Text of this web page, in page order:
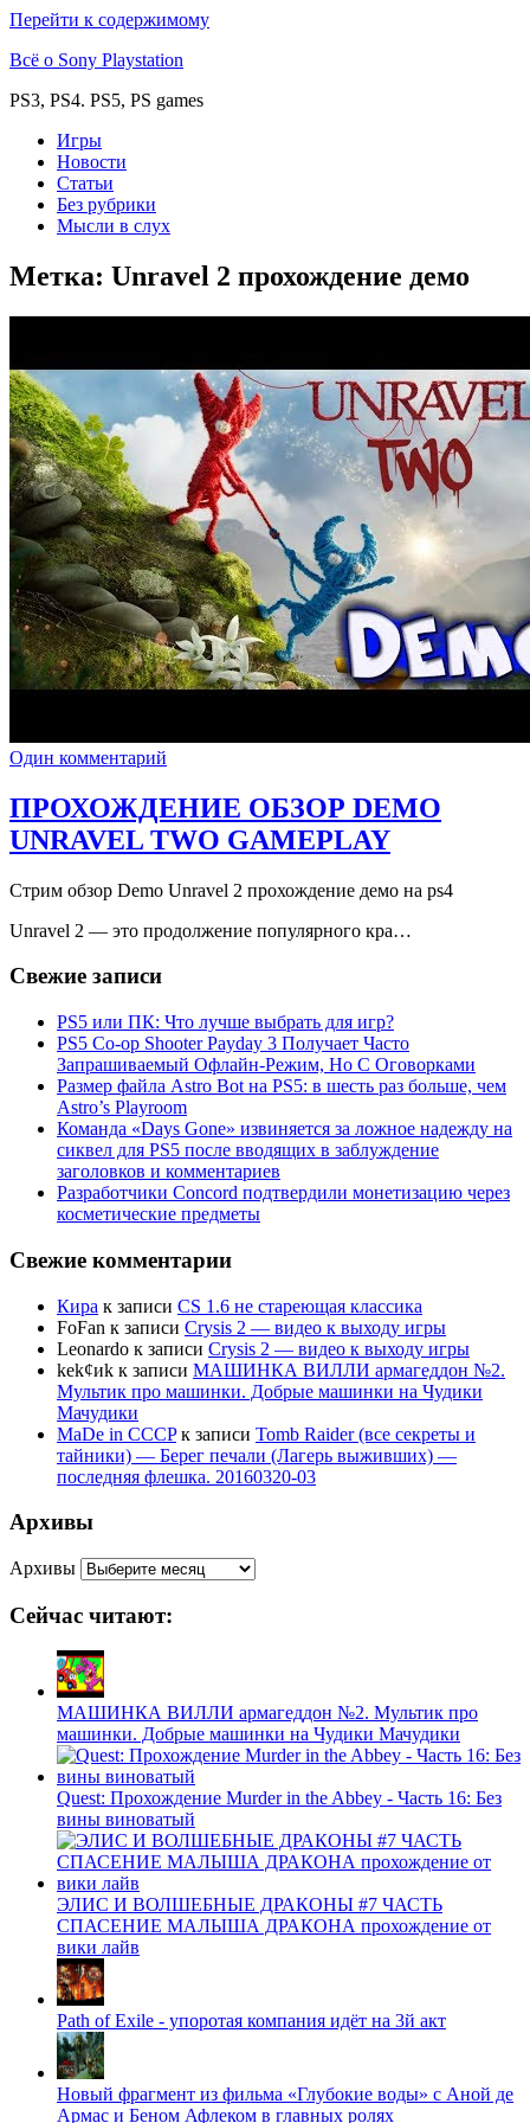
Перейти к содержимому
Всё о Sony Playstation
PS3, PS4. PS5, PS games
Игры
Новости
Статьи
Без рубрики
Мысли в слух
Метка: Unravel 2 прохождение демо
Один комментарий
ПРОХОЖДЕНИЕ ОБЗОР DEMO
UNRAVEL TWO GAMEPLAY
Стрим обзор Demo Unravel 2 прохождение демо на ps4
Unravel 2 — это продолжение популярного кра…
Свежие записи
PS5 или ПК: Что лучше выбрать для игр?
PS5 Co-op Shooter Payday 3 Получает Часто
Запрашиваемый Офлайн-Режим, Но С Оговорками
Размер файла Astro Bot на PS5: в шесть раз больше, чем
Astro’s Playroom
Команда «Days Gone» извиняется за ложное надежду на
сиквел для PS5 после вводящих в заблуждение
заголовков и комментариев
Разработчики Concord подтвердили монетизацию через
косметические предметы
Свежие комментарии
Кира к записи CS 1.6 не стареющая классика
FoFan к записи Crysis 2 — видео к выходу игры
Leonardo к записи Crysis 2 — видео к выходу игры
kek¢иk к записи МАШИНКА ВИЛЛИ армагеддон №2.
Мультик про машинки. Добрые машинки на Чудики
Мачудики
MaDe in CCCPк записи Tomb Raider (все секреты и
тайники) — Берег печали (Лагерь выживших) —
последняя флешка. 20160320-03
Архивы
Архивы
Сейчас читают:
МАШИНКА ВИЛЛИ армагеддон №2. Мультик про
машинки. Добрые машинки на Чудики Мачудики
Quest: Прохождение Murder in the Abbey - Часть 16: Без
вины виноватый
ЭЛИС И ВОЛШЕБНЫЕ ДРАКОНЫ #7 ЧАСТЬ
СПАСЕНИЕ МАЛЫША ДРАКОНА прохождение от
вики лайв
Path of Exile - упоротая компания идёт на 3й акт
Новый фрагмент из фильма «Глубокие воды» с Аной де
Армас и Беном Афлеком в главных ролях